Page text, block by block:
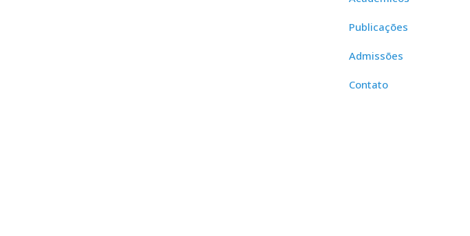
Publicações
Admissões
Contato